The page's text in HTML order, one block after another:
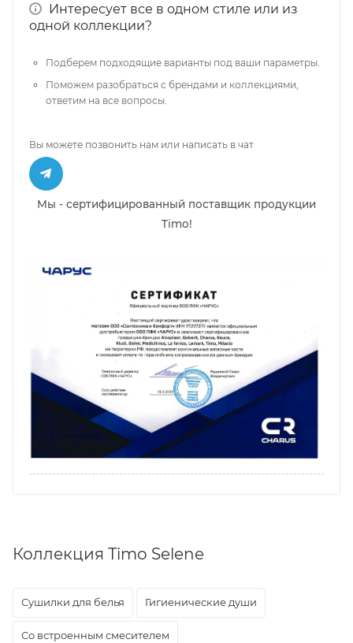
Интересует все в одном стиле или из
одной коллекции?
Подберем подходящие варианты под ваши параметры.
Поможем разобраться с брендами и коллекциями,
ответим на все вопросы.
Вы можете позвонить нам или написать в чат
Мы - сертифицированный поставщик продукции
Timo!
Коллекция Timo Selene
Сушилки для белья Гигиенические души
Со встроенным смесителем